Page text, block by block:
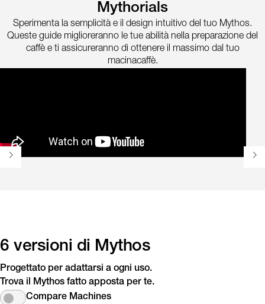
Mythorials
Sperimenta la semplicità e il design intuitivo del tuo Mythos.
Queste guide miglioreranno le tue abilità nella preparazione del
caffè e ti assicureranno di ottenere il massimo dal tuo
macinacaffè.
6 versioni di Mythos
Progettato per adattarsi a ogni uso.
Trova il Mythos fatto apposta per te.
Compare Machines